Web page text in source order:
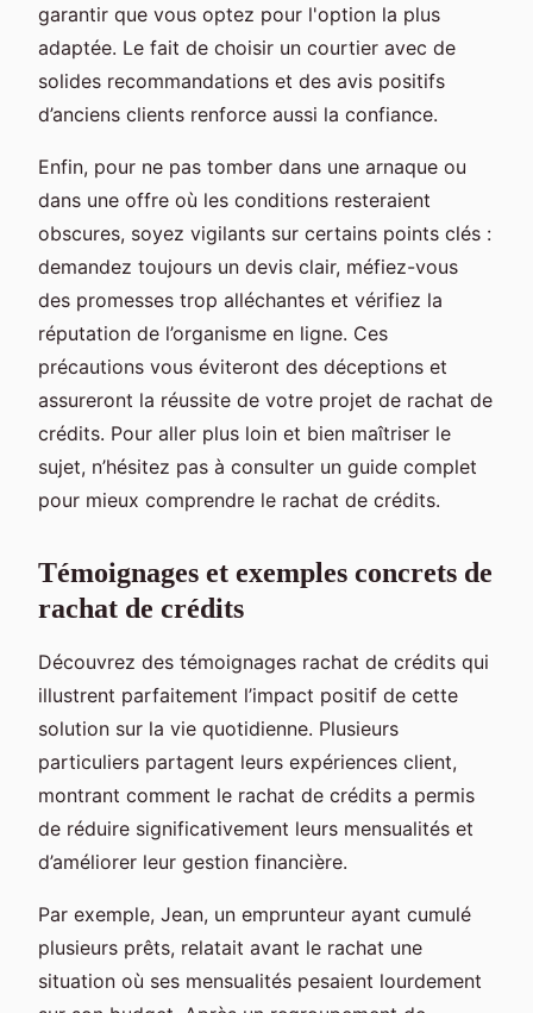
garantir que vous optez pour l'option la plus
adaptée. Le fait de choisir un courtier avec de
solides recommandations et des avis positifs
d’anciens clients renforce aussi la confiance.
Enfin, pour ne pas tomber dans une arnaque ou
dans une offre où les conditions resteraient
obscures, soyez vigilants sur certains points clés :
demandez toujours un devis clair, méfiez-vous
des promesses trop alléchantes et vérifiez la
réputation de l’organisme en ligne. Ces
précautions vous éviteront des déceptions et
assureront la réussite de votre projet de rachat de
crédits. Pour aller plus loin et bien maîtriser le
sujet, n’hésitez pas à consulter un guide complet
pour mieux comprendre le rachat de crédits.
Témoignages et exemples concrets de
rachat de crédits
Découvrez des témoignages rachat de crédits qui
illustrent parfaitement l’impact positif de cette
solution sur la vie quotidienne. Plusieurs
particuliers partagent leurs expériences client,
montrant comment le rachat de crédits a permis
de réduire significativement leurs mensualités et
d’améliorer leur gestion financière.
Par exemple, Jean, un emprunteur ayant cumulé
plusieurs prêts, relatait avant le rachat une
situation où ses mensualités pesaient lourdement